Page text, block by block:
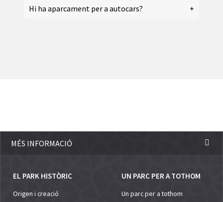
Hi ha aparcament per a autocars?
MÉS INFORMACIÓ
EL PARK HISTÒRIC
Origen i creació
UN PARC PER A TOTHOM
Un parc per a tothom